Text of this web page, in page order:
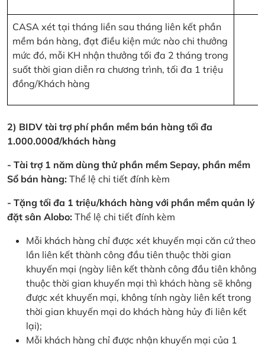
CASA xét tại tháng liền sau tháng liên kết phần
mềm bán hàng, đạt điều kiện mức nào chi thưởng
mức đó, mỗi KH nhận thưởng tối đa 2 tháng trong
suốt thời gian diễn ra chương trình, tối đa 1 triệu
đồng/Khách hàng
2) BIDV tài trợ phí phần mềm bán hàng tối đa
1.000.000đ/khách hàng
- Tài trợ 1 năm dùng thử phần mềm Sepay, phần mềm
Sổ bán hàng: Thể lệ chi tiết đính kèm
- Tặng tối đa 1 triệu/khách hàng với phần mềm quản lý
đặt sân Alobo: Thể lệ chi tiết đính kèm
Mỗi khách hàng chỉ được xét khuyến mại căn cứ theo
lần liên kết thành công đầu tiên thuộc thời gian
khuyến mại (ngày liên kết thành công đầu tiên không
thuộc thời gian khuyến mại thì khách hàng sẽ không
được xét khuyến mại, không tính ngày liên kết trong
thời gian khuyến mại do khách hàng hủy đi liên kết
lại);
Mỗi khách hàng chỉ được nhận khuyến mại của 1